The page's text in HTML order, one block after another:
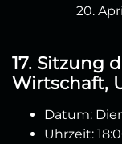
20.
17. Sitzung
Wirtschaft,
Datum:
Uhrzeit: